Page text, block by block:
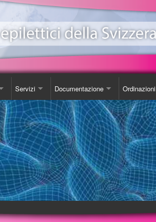
Servizi
Consulenza
Luoghi d'incontro
Biblioteca
Videoteca
Carta SOS
Documentazione
Libro
Studi
DVD
Opuscoli
Ordinazioni
Ordinazioni